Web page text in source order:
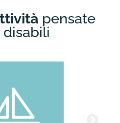
pensate
disabili